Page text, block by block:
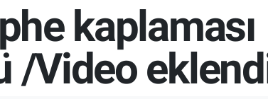
kaplaması
/Video